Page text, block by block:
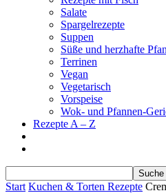
Salate
Spargelrezepte
Suppen
Süße und herzhafte
Terrinen
Vegan
Vegetarisch
Vorspeise
Wok- und Pfannen-
Rezepte A – Z
Start Kuchen & Torten Rezepte